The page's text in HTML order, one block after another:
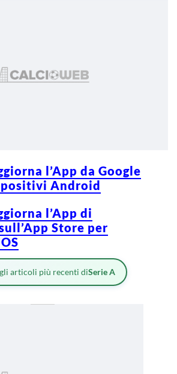
l’App da Google
Android
l’App di
Store per
gli articoli più recenti diSerie A